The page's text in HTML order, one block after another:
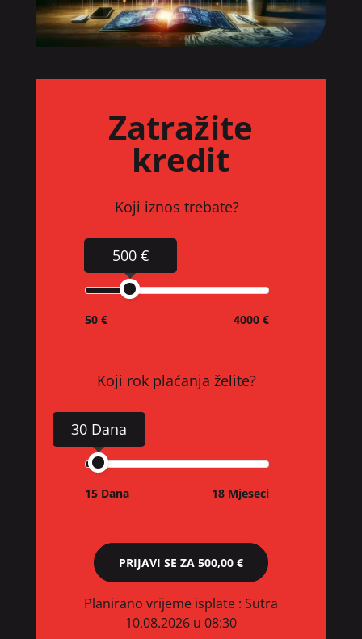
Zatražite
kredit
Koji iznos trebate?
500 €
50 € 4000 €
Koji rok plaćanja želite?
30 Dana
15 Dana 18 Mjeseci
PRIJAVI SE ZA 500,00 €
Planirano vrijeme isplate : Sutra
10.08.2026 u 08:30